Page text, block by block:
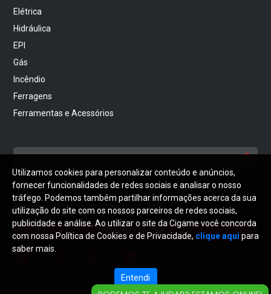
Elétrica
Hidráulica
EPI
Gás
Incêndio
Ferragens
Ferramentas e Acessórios
NEWSLETTER
Receba notícias atualizadas da CIGAME
Quero receber
Utilizamos cookies para personalizar conteúdo e anúncios,
fornecer funcionalidades de redes sociais e analisar o nosso
tráfego. Podemos também partilhar informações acerca da sua
utilização do site com os nossos parceiros de redes sociais,
publicidade e análise. Ao utilizar o site da Cigame você concorda
com nossa Política de Cookies e de Privacidade, clique aqui para
saber mais.
Entendi